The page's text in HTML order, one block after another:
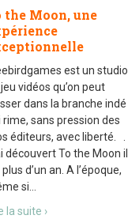
the Moon, une
est un studio
vidéos qu’on peut
dans la branche indé
rime, sans pression des
éditeurs, avec liberté. .
découvert To the Moon il
plus d’un an. A l’époque,
si
la suite ›